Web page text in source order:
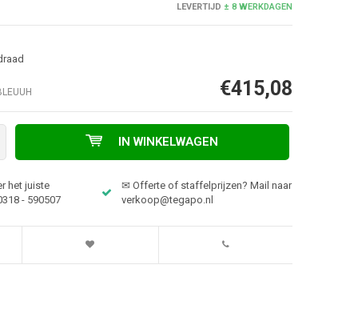
Afbeelding vergroten
LEVERTIJD ± 8 WERKDAGEN
€415,08
IN WINKELWAGEN
het juiste
- 590507
✉ Offerte of staffelprijzen? Mail naar
verkoop@tegapo.nl